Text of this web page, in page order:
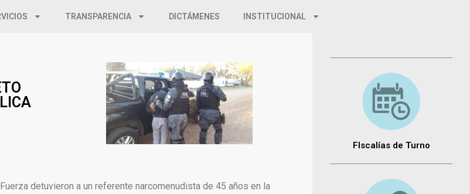
TRANSPARENCIA DICTÁMENES INSTITUCIONAL
detuvieron a un referente narcomenudista de 45 años en la
FIscalías de Turno